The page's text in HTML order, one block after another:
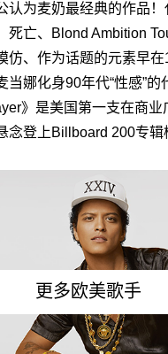
认为麦奶最经典的作品！
死亡、Blond Ambition
仿、作为话题的元素早
当娜化身90年代“性感”的
》是美国第一支在商业
念登上Billboard 200专辑
更多欧美歌手